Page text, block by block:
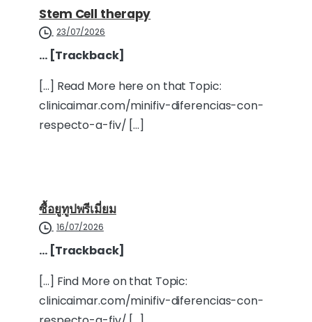
Stem Cell therapy
23/07/2026
… [Trackback]
[…] Read More here on that Topic:
clinicaimar.com/minifiv-diferencias-con-
respecto-a-fiv/ […]
ซื้อยูทูปพรีเมี่ยม
16/07/2026
… [Trackback]
[…] Find More on that Topic:
clinicaimar.com/minifiv-diferencias-con-